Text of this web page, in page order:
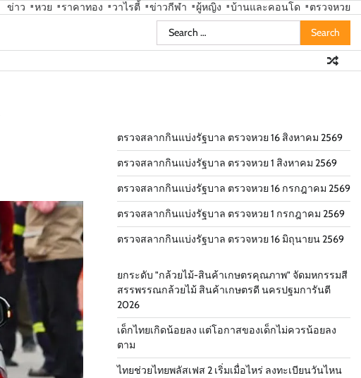
ข่าว หวย ราคาทอง วาไรตี้ ข่าวกีฬา ผู้หญิง บ้านและคอนโด ตรวจหวย
Search
for:
ตรวจสลากกินแบ่งรัฐบาล ตรวจหวย 16 สิงหาคม 2569
ตรวจสลากกินแบ่งรัฐบาล ตรวจหวย 1 สิงหาคม 2569
ตรวจสลากกินแบ่งรัฐบาล ตรวจหวย 16 กรกฎาคม 2569
ตรวจสลากกินแบ่งรัฐบาล ตรวจหวย 1 กรกฎาคม 2569
ตรวจสลากกินแบ่งรัฐบาล ตรวจหวย 16 มิถุนายน 2569
ยกระดับ "กล้วยไม้-สินค้าเกษตรคุณภาพ" จัดมหกรรมสี
สรรพรรณกล้วยไม้ สินค้าเกษตรดี นครปฐมการันตี
2026
เด็กไทยเกิดน้อยลง แต่โอกาสของเด็กไม่ควรน้อยลง
ตาม
ไทยช่วยไทยพลัสเฟส 2 เริ่มเมื่อไหร่ ลงทะเบียนวันไหน